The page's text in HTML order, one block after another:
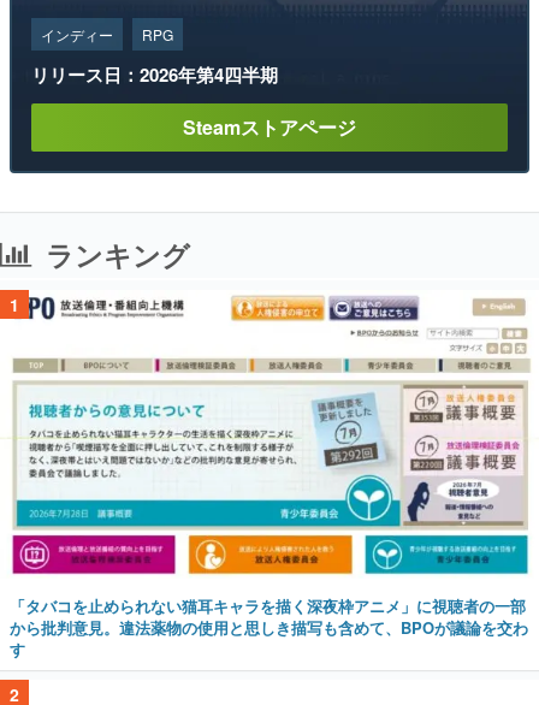
インディー RPG
リリース日：2026年第4四半期
Steamストアページ
ランキング
1
「タバコを止められない猫耳キャラを描く深夜枠アニメ」に視聴者の一部
から批判意見。違法薬物の使用と思しき描写も含めて、BPOが議論を交わ
す
2